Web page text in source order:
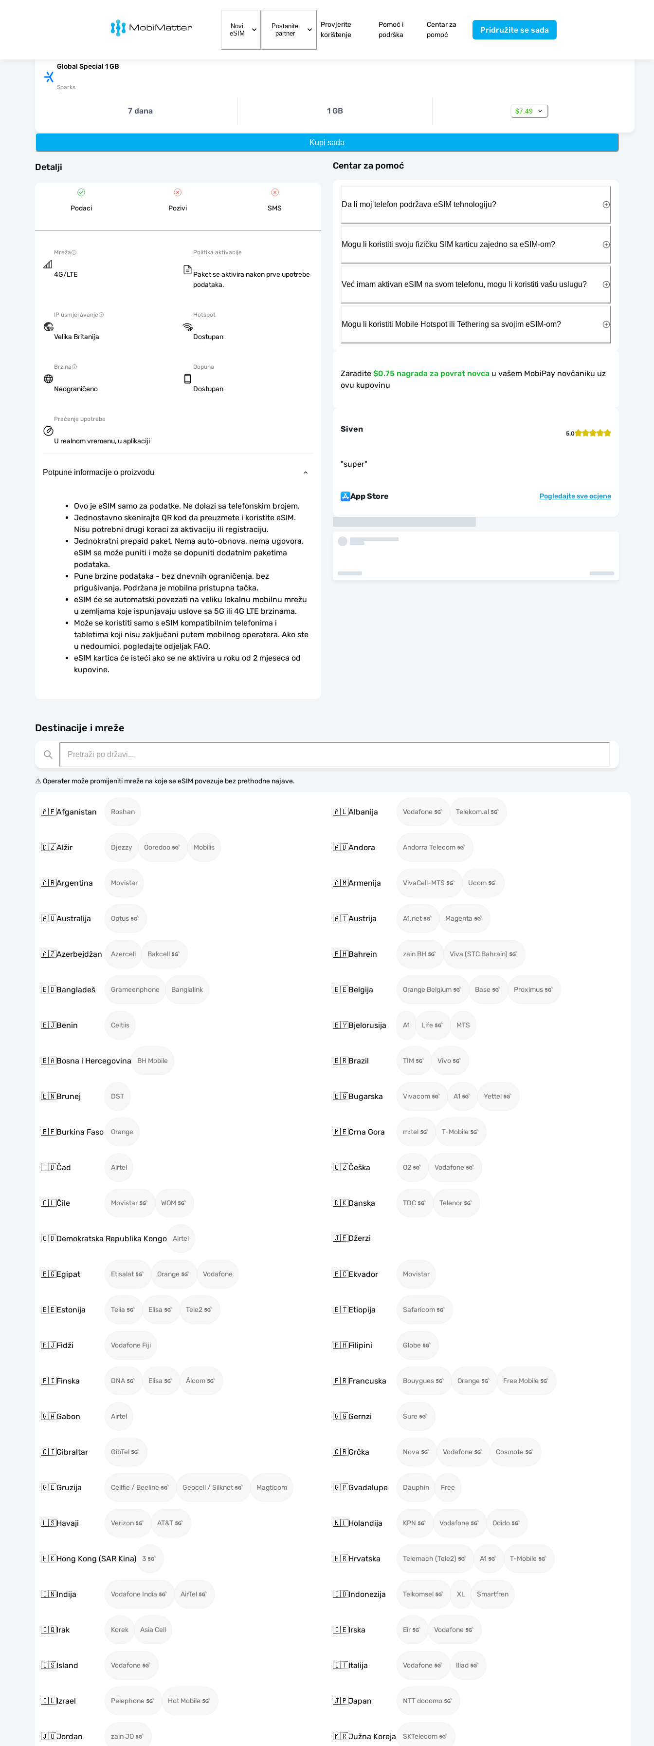
MobiMatter
Novi
eSIM
Postanite
partner
Provjerite
korištenje
Pomoć i
podrška
Centar za
pomoć
Pridružite se sada
Global Special 1 GB
Sparks
7 dana 1 GB $7.49
Kupi sada
Detalji
Podaci Pozivi SMS
Mreža
4G/LTE
Politika aktivacije
Paket se aktivira nakon prve upotrebe
podataka.
IP usmjeravanje
Velika Britanija
Hotspot
Dostupan
Brzina
Neograničeno
Dopuna
Dostupan
Praćenje upotrebe
U realnom vremenu, u aplikaciji
Potpune informacije o proizvodu
Ovo je eSIM samo za podatke. Ne dolazi sa telefonskim brojem.
Jednostavno skenirajte QR kod da preuzmete i koristite eSIM.
Nisu potrebni drugi koraci za aktivaciju ili registraciju.
Jednokratni prepaid paket. Nema auto-obnova, nema ugovora.
eSIM se može puniti i može se dopuniti dodatnim paketima
podataka.
Pune brzine podataka - bez dnevnih ograničenja, bez
prigušivanja. Podržana je mobilna pristupna tačka.
eSIM će se automatski povezati na veliku lokalnu mobilnu mrežu
u zemljama koje ispunjavaju uslove sa 5G ili 4G LTE brzinama.
Može se koristiti samo s eSIM kompatibilnim telefonima i
tabletima koji nisu zaključani putem mobilnog operatera. Ako ste
u nedoumici, pogledajte odjeljak FAQ.
eSIM kartica će isteći ako se ne aktivira u roku od 2 mjeseca od
kupovine.
Destinacije i mreže
⚠️ Operater može promijeniti mreže na koje se eSIM povezuje bez prethodne najave.
🇦🇫Afganistan Roshan 🇦🇱Albanija Vodafone Telekom.al
🇩🇿Alžir Djezzy Ooredoo Mobilis 🇦🇩Andora Andorra Telecom
🇦🇷Argentina Movistar 🇦🇲Armenija VivaCell-MTS Ucom
🇦🇺Australija Optus 🇦🇹Austrija A1.net Magenta
🇦🇿Azerbejdžan Azercell Bakcell 🇧🇭Bahrein zain BH Viva (STC Bahrain)
🇧🇩Bangladeš Grameenphone Banglalink 🇧🇪Belgija Orange Belgium Base Proximus
🇧🇯Benin Celtiis 🇧🇾Bjelorusija A1 Life MTS
🇧🇦Bosna i Hercegovina BH Mobile 🇧🇷Brazil TIM Vivo
🇧🇳Brunej DST 🇧🇬Bugarska Vivacom A1 Yettel
🇧🇫Burkina Faso Orange 🇲🇪Crna Gora m:tel T-Mobile
🇹🇩Čad Airtel 🇨🇿Češka O2 Vodafone
🇨🇱Čile Movistar WOM 🇩🇰Danska TDC Telenor
🇨🇩Demokratska Republika Kongo Airtel 🇯🇪Džerzi
🇪🇬Egipat Etisalat Orange Vodafone 🇪🇨Ekvador Movistar
🇪🇪Estonija Telia Elisa Tele2 🇪🇹Etiopija Safaricom
🇫🇯Fidži Vodafone Fiji 🇵🇭Filipini Globe
🇫🇮Finska DNA Elisa Ålcom 🇫🇷Francuska Bouygues Orange Free Mobile
🇬🇦Gabon Airtel 🇬🇬Gernzi Sure
🇬🇮Gibraltar GibTel 🇬🇷Grčka Nova Vodafone Cosmote
🇬🇪Gruzija Cellfie / Beeline Geocell / Silknet Magticom 🇬🇵Gvadalupe Dauphin Free
🇺🇸Havaji Verizon AT&T 🇳🇱Holandija KPN Vodafone Odido
🇭🇰Hong Kong (SAR Kina) 3 🇭🇷Hrvatska Telemach (Tele2) A1 T-Mobile
🇮🇳Indija Vodafone India AirTel 🇮🇩Indonezija Telkomsel XL Smartfren
🇮🇶Irak Korek Asia Cell 🇮🇪Irska Eir Vodafone
🇮🇸Island Vodafone 🇮🇹Italija Vodafone Iliad
🇮🇱Izrael Pelephone Hot Mobile 🇯🇵Japan NTT docomo
🇯🇴Jordan zain JO 🇰🇷Južna Koreja SKTelecom
Centar za pomoć
Da li moj telefon podržava eSIM tehnologiju?
Mogu li koristiti svoju fizičku SIM karticu zajedno sa eSIM-om?
Već imam aktivan eSIM na svom telefonu, mogu li koristiti vašu uslugu?
Mogu li koristiti Mobile Hotspot ili Tethering sa svojim eSIM-om?
Zaradite $0.75 nagrada za povrat novca u vašem MobiPay novčaniku uz
ovu kupovinu
Siven 5.0
"super"
App Store Pogledajte sve ocjene